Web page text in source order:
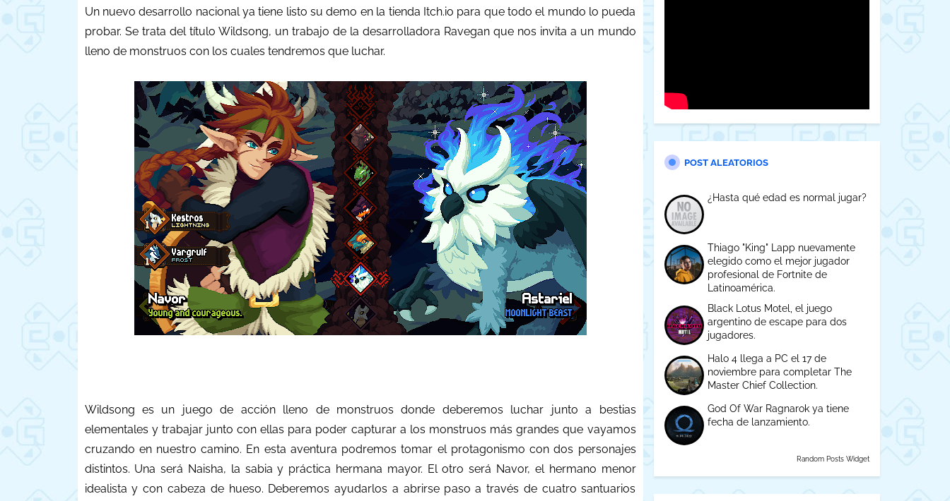
Un nuevo desarrollo nacional ya tiene listo su demo en la tienda Itch.io para que todo el mundo lo pueda
probar. Se trata del título Wildsong, un trabajo de la desarrolladora Ravegan que nos invita a un mundo
lleno de monstruos con los cuales tendremos que luchar.
Wildsong es un juego de acción lleno de monstruos donde deberemos luchar junto a bestias
elementales y trabajar junto con ellas para poder capturar a los monstruos más grandes que vayamos
cruzando en nuestro camino. En esta aventura podremos tomar el protagonismo con dos personajes
distintos. Una será Naisha, la sabia y práctica hermana mayor. El otro será Navor, el hermano menor
idealista y con cabeza de hueso. Deberemos ayudarlos a abrirse paso a través de cuatro santuarios
POST ALEATORIOS
¿Hasta qué edad es normal jugar?
Thiago "King" Lapp nuevamente
elegido como el mejor jugador
profesional de Fortnite de
Latinoamérica.
Black Lotus Motel, el juego
argentino de escape para dos
jugadores.
Halo 4 llega a PC el 17 de
noviembre para completar The
Master Chief Collection.
God Of War Ragnarok ya tiene
fecha de lanzamiento.
Random Posts Widget